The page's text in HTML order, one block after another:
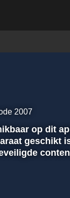
2007
op dit
geschikt